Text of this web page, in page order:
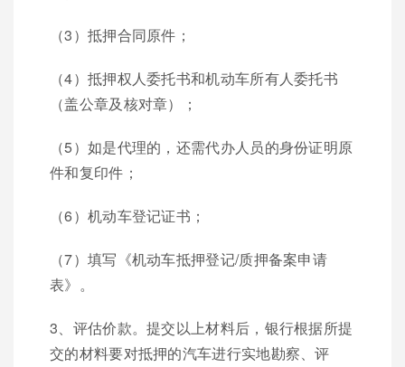
（3）抵押合同原件；
（4）抵押权人委托书和机动车所有人委托书
（盖公章及核对章）；
（5）如是代理的，还需代办人员的身份证明原
件和复印件；
（6）机动车登记证书；
（7）填写《机动车抵押登记/质押备案申请
表》。
3、评估价款。提交以上材料后，银行根据所提
交的材料要对抵押的汽车进行实地勘察、评